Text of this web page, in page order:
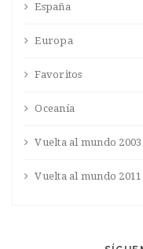
España
Europa
Favoritos
Oceanía
Vuelta al mundo
Vuelta al mundo 2011